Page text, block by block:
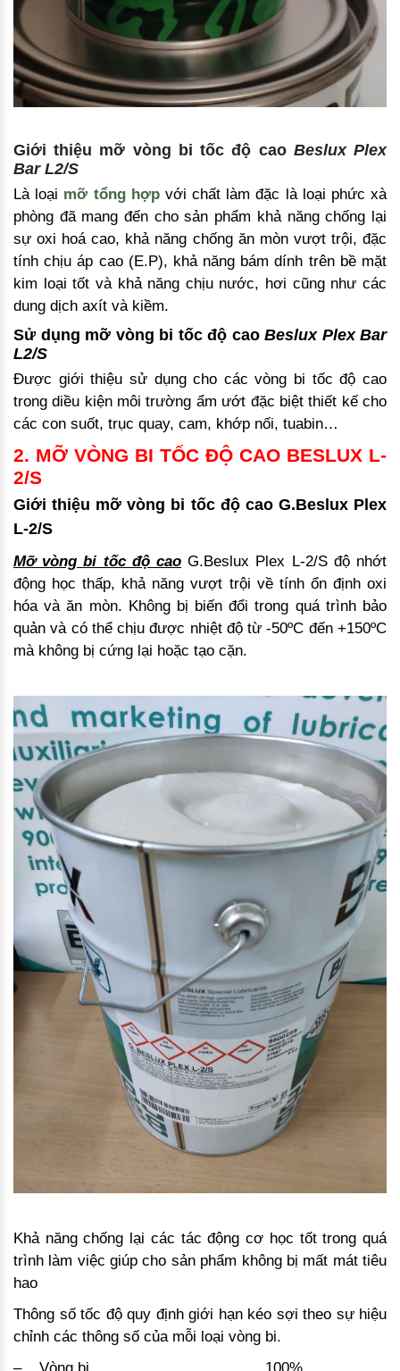
Giới thiệu mỡ vòng bi tốc độ cao Beslux Plex
Bar L2/S
Là loại mỡ tổng hợpvới chất làm đặc là loại phức xà
phòng đã mang đến cho sản phẩm khả năng chống lại
sự oxi hoá cao, khả năng chống ăn mòn vượt trội, đặc
tính chịu áp cao (E.P), khả năng bám dính trên bề mặt
kim loại tốt và khả năng chịu nước, hơi cũng như các
dung dịch axít và kiềm.
Sử dụng mỡ vòng bi tốc độ cao Beslux Plex Bar
L2/S
Được giới thiệu sử dụng cho các vòng bi tốc độ cao
trong diều kiện môi trường ẩm ướt đặc biệt thiết kế cho
các con suốt, trục quay, cam, khớp nối, tuabin…
2. MỠ VÒNG BI TỐC ĐỘ CAO BESLUX L-
2/S
Giới thiệu mỡ vòng bi tốc độ cao G.Beslux Plex
L-2/S
Mỡ vòng bi tốc độ cao G.Beslux Plex L-2/S độ nhớt
động học thấp, khả năng vượt trội về tính ổn định oxi
hóa và ăn mòn. Không bị biến đổi trong quá trình bảo
quản và có thể chịu được nhiệt độ từ -50ºC đến +150ºC
mà không bị cứng lại hoặc tạo cặn.
Khả năng chống lại các tác động cơ học tốt trong quá
trình làm việc giúp cho sản phẩm không bị mất mát tiêu
hao
Thông số tốc độ quy định giới hạn kéo sợi theo sự hiệu
chỉnh các thông số của mỗi loại vòng bi.